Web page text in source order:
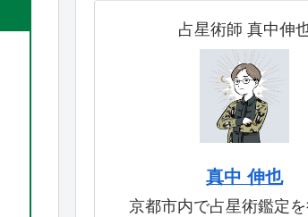
占星術師 真中伸
真中 伸也
京都市内で占星術鑑定